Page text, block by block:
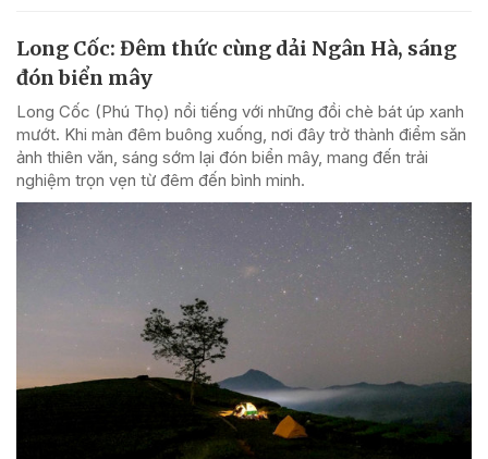
Long Cốc: Đêm thức cùng dải Ngân Hà, sáng
đón biển mây
Long Cốc (Phú Thọ) nổi tiếng với những đồi chè bát úp xanh
mướt. Khi màn đêm buông xuống, nơi đây trở thành điểm săn
ảnh thiên văn, sáng sớm lại đón biển mây, mang đến trải
nghiệm trọn vẹn từ đêm đến bình minh.